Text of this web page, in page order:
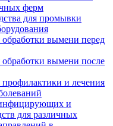
ферм
для промывки
обработки вымени перед
обработки вымени после
профилактики и лечения
и
для различных